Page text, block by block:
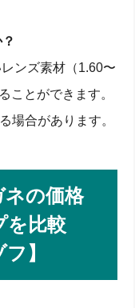
ンズ素材（1.60〜
ことができます。
場合があります。
ネの価格
を比較
】
両用メガネと